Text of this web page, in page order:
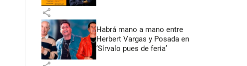
share
Habrá mano a mano entre
Herbert Vargas y Posada en
‘Sírvalo pues de feria’